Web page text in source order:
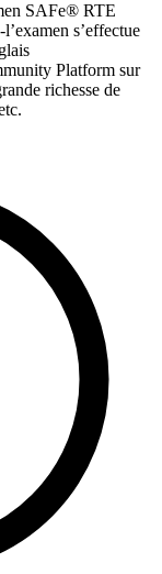
SAFe® RTE
s’effectue
Platform sur
richesse de